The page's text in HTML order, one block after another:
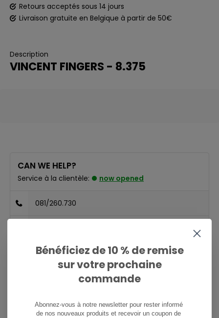
Retours acceptés sous 14 jours
Livraison gratuite en Belgique à partir de 50€
Description
VINCENT FINGERS - 8.375
CAN WE HELP?
Service à la clientèle: now opened
081/260.730
PARTAGER CE PRODUIT
You might also like...
TU POURRAIS AUSSI AIMER...
Bénéficiez de 10 % de remise
sur votre prochaine
commande
Abonnez-vous à notre newsletter pour rester informé
de nos nouveaux produits et recevoir un coupon de